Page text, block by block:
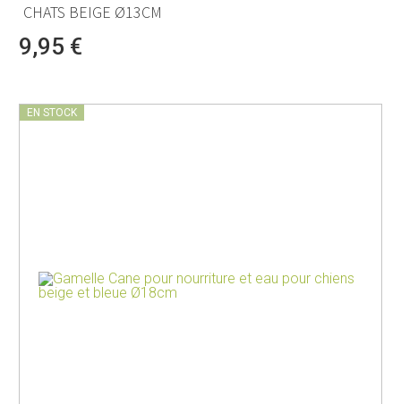
CHATS BEIGE Ø13CM
9,95 €
EN STOCK